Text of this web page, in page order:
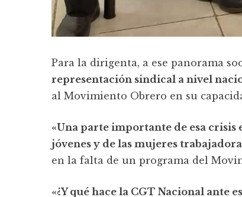
Para la dirigenta, a ese panorama
representación sindical a nivel
al Movimiento Obrero en su
«Una parte importante de esa
jóvenes y de las mujeres
en la falta de un programa del
«¿Y qué hace la CGT Nacional ante